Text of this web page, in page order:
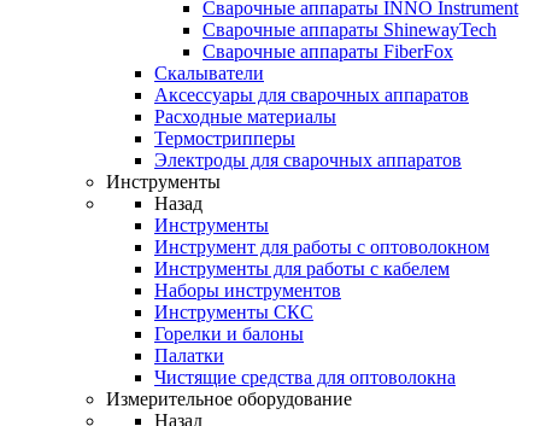
Сварочные аппараты INNO Instrument
Сварочные аппараты ShinewayTech
Cварочные аппараты FiberFox
Скалыватели
Аксессуары для сварочных аппаратов
Расходные материалы
Термострипперы
Электроды для сварочных аппаратов
Инструменты
Назад
Инструменты
Инструмент для работы с оптоволокном
Инструменты для работы с кабелем
Наборы инструментов
Инструменты СКС
Горелки и балоны
Палатки
Чистящие средства для оптоволокна
Измерительное оборудование
Назад